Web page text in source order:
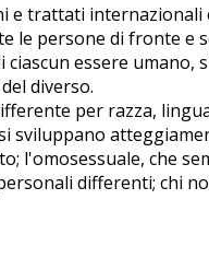
e trattati internazionali
le persone di fronte e
essere umano,
diverso.
per razza,
sviluppano
l'omosessuale, che
differenti; chi